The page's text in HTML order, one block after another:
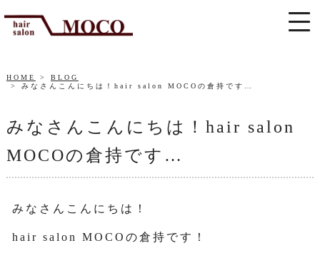
HOME
BLOG
みなさんこんにちは！hair salon MOCOの倉持です…
みなさんこんにちは！hair salon
MOCOの倉持です…
みなさんこんにちは！
hair salon MOCOの倉持です！